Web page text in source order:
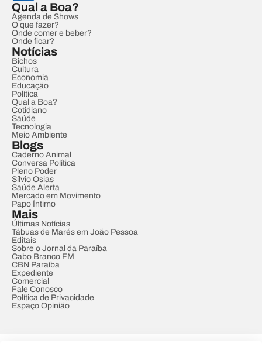
Qual a Boa?
Agenda de Shows
O que fazer?
Onde comer e beber?
Onde ficar?
Notícias
Bichos
Cultura
Economia
Educação
Política
Qual a Boa?
Cotidiano
Saúde
Tecnologia
Meio Ambiente
Blogs
Caderno Animal
Conversa Política
Pleno Poder
Sílvio Osias
Saúde Alerta
Mercado em Movimento
Papo Íntimo
Mais
Últimas Notícias
Tábuas de Marés em João Pessoa
Editais
Sobre o Jornal da Paraíba
Cabo Branco FM
CBN Paraíba
Expediente
Comercial
Fale Conosco
Política de Privacidade
Espaço Opinião